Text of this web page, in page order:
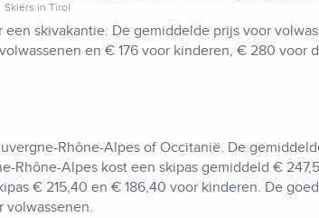
Skiërs in Tirol
skivakantie. De gemiddelde prijs voor
en € 176 voor kinderen, € 280 voor
Rhône-Alpes of Occitanië. De
Rhône-Alpes kost een skipas gemiddeld €
€ 215,40 en € 186,40 voor kinderen. De
volwassenen.